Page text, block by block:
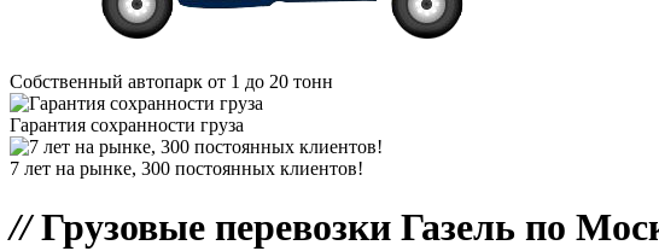
Собственный автопарк от 1 до 20 тонн
Гарантия сохранности груза
7 лет на рынке, 300 постоянных клиентов!
//Грузовые перевозки Газель по